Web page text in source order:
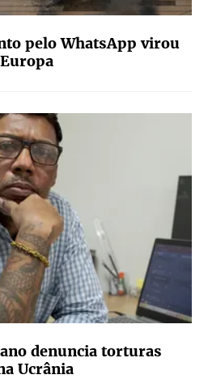
pelo WhatsApp virou
denuncia torturas
Ucrânia